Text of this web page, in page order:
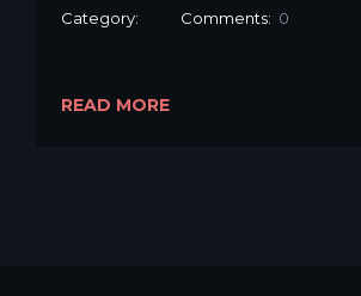
Category:
Comments: 0
READ MORE